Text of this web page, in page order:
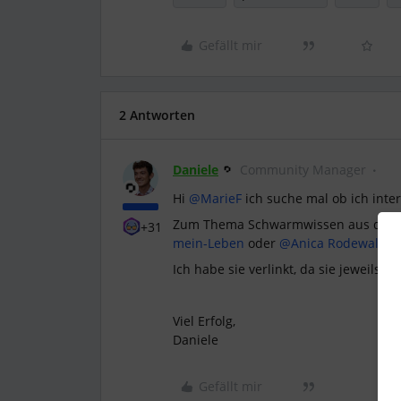
Gefällt mir
2 Antworten
+31
Daniele
Community Manager
Hi ​ @MarieF ich suche mal ob ich
Zum Thema Schwarmwissen aus
mein-Leben oder @Anica Rodewald
Ich habe sie verlinkt, da sie jeweils
Viel Erfolg,
Daniele
Gefällt mir